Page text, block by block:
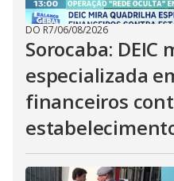
DO R7/06/08/2026
Sorocaba:
especializada
financeiros